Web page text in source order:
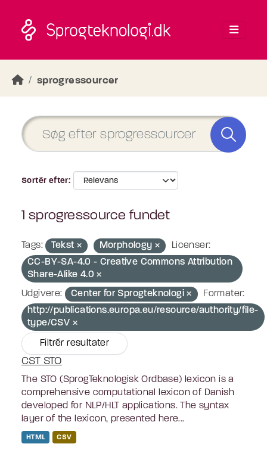
sprogressourcer
Sortér efter
1 sprogressource fundet
Tags: Tekst Morphology
Licenser:
CC-BY-SA-4.0 - Creative Commons Attribution
Share-Alike 4.0
Udgivere:
Center for Sprogteknologi
Formater:
http://publications.europa.eu/resource/authority/file-
type/CSV
Filtrér resultater
CST STO
The STO (SprogTeknologisk Ordbase) lexicon is a
comprehensive computational lexicon of Danish
developed for NLP/HLT applications. The syntax
layer of the lexicon, presented here...
HTML CSV